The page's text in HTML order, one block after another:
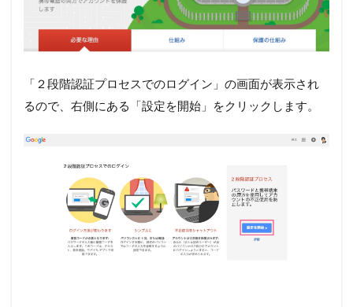
「２段階認証プロセスでのログイン」の画面が表示され
るので、右側にある「設定を開始」をクリックします。